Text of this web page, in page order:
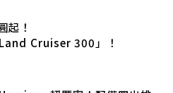
起！
Cruiser 300」！